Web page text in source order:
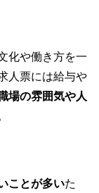
化や働き方を一
人票には給与や
場の雰囲気や人
ことが多いた